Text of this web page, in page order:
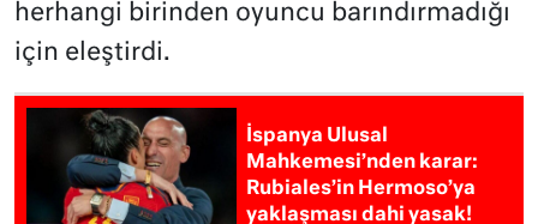
herhangi birinden oyuncu barındırmadığı
için eleştirdi.
İspanya Ulusal
Mahkemesi’nden karar:
Rubiales’in Hermoso’ya
yaklaşması dahi yasak!